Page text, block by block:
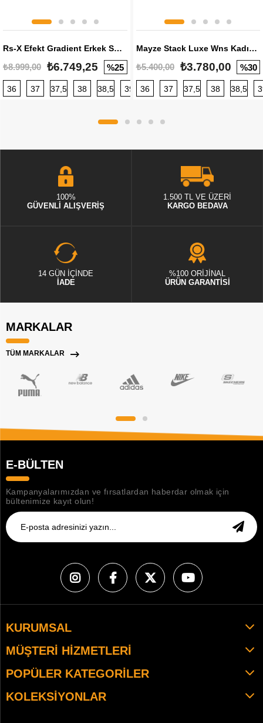
Rs-X Efekt Gradient Erkek Sneaker
₺8.999,00 ₺6.749,25 %25
36 37 37,5 38 38,5 39 40 40,5 41 42 42,5
Mayze Stack Luxe Wns Kadın Sneaker
₺5.400,00 ₺3.780,00 %30
36 37 37,5 38 38,5
100%
GÜVENLİ ALIŞVERİŞ
1.500 TL VE ÜZERİ
KARGO BEDAVA
14 GÜN İÇİNDE
İADE
%100 ORİJİNAL
ÜRÜN GARANTİSİ
MARKALAR
TÜM MARKALAR
E-BÜLTEN
Kampanyalarımızdan ve fırsatlardan haberdar olmak için
bültenimize kayıt olun!
KURUMSAL
MÜŞTERI HIZMETLERI
POPÜLER KATEGORILER
KOLEKSIYONLAR